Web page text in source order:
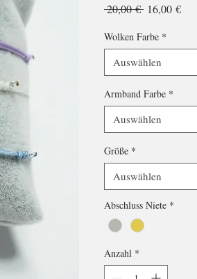
20,00 € Standardpreis
16,00 €Sale-
Wolken Farbe *
Auswählen
Armband Farbe *
Auswählen
Größe *
Auswählen
Abschluss Niete *
Anzahl *